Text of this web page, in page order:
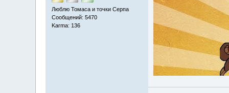
Люблю Томаса и точки Серпа
Сообщений: 5470
Karma: 136